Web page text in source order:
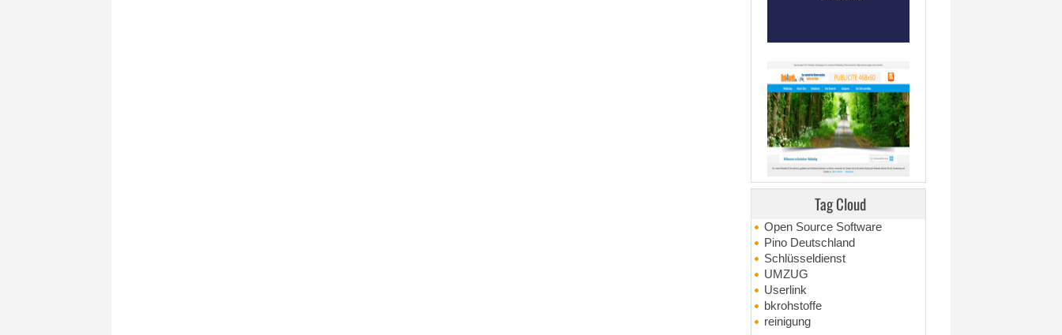
Tag Cloud
Open Source Software
Pino Deutschland
Schlüsseldienst
UMZUG
Userlink
bkrohstoffe
reinigung